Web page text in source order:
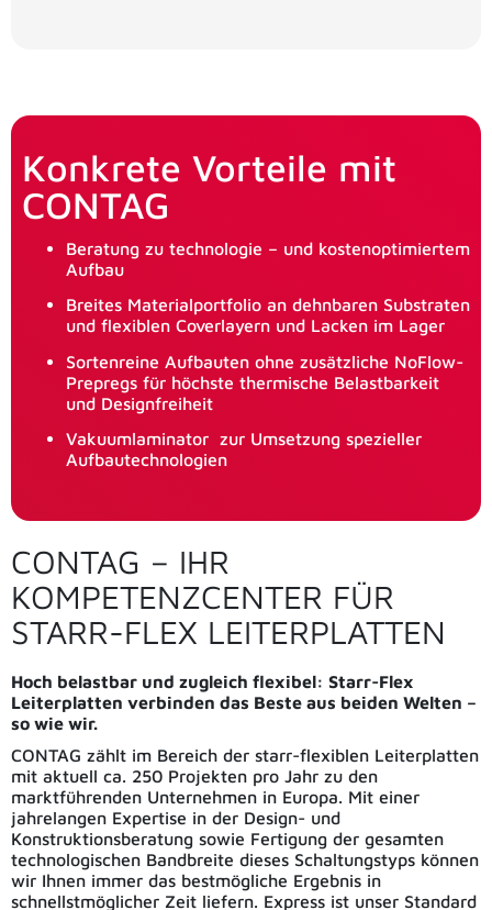
Konkrete Vorteile mit
CONTAG
Beratung zu technologie – und kostenoptimiertem
Aufbau
Breites Materialportfolio an dehnbaren Substraten
und flexiblen Coverlayern und Lacken im Lager
Sortenreine Aufbauten ohne zusätzliche NoFlow-
Prepregs für höchste thermische Belastbarkeit
und Designfreiheit
Vakuumlaminator zur Umsetzung spezieller
Aufbautechnologien
CONTAG – IHR
KOMPETENZCENTER FÜR
STARR-FLEX LEITERPLATTEN
Hoch belastbar und zugleich flexibel: Starr-Flex
Leiterplatten verbinden das Beste aus beiden Welten –
so wie wir.
CONTAG zählt im Bereich der starr-flexiblen Leiterplatten
mit aktuell ca. 250 Projekten pro Jahr zu den
marktführenden Unternehmen in Europa. Mit einer
jahrelangen Expertise in der Design- und
Konstruktionsberatung sowie Fertigung der gesamten
technologischen Bandbreite dieses Schaltungstyps können
wir Ihnen immer das bestmögliche Ergebnis in
schnellstmöglicher Zeit liefern. Express ist unser Standard